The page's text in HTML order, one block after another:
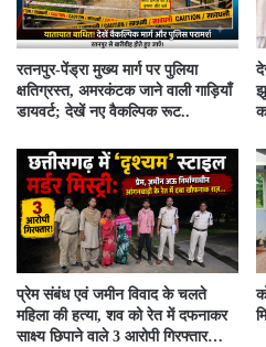
रतनपुर-पेंड्रा मुख्य मार्ग पर पुलिया
क्षतिग्रस्त, अमरकंटक जाने वाली गाड़ियाँ
डायवर्ट; देखें नए वैकल्पिक रूट..
प्रेम संबंध एवं जमीन विवाद के चलते
महिला की हत्या, शव को रेत में दफनाकर
साक्ष्य छिपाने वाले 3 आरोपी गिरफ्तार…